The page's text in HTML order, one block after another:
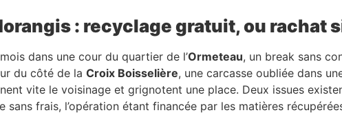
: recyclage gratuit, ou rachat
dans une cour du quartier de l’Ormeteau, un break sans
du côté de la Croix Boisselière, une carcasse oubliée dans
vite le voisinage et grignotent une place. Deux issues
frais, l’opération étant financée par les matières